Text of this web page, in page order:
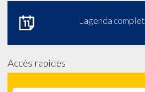
L'agenda complet
Accès rapides